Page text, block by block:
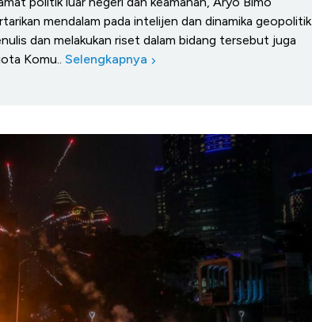
mendalam pada intelijen dan dinamika geopolitik
dan melakukan riset dalam bidang tersebut juga
Komu.. Selengkapnya